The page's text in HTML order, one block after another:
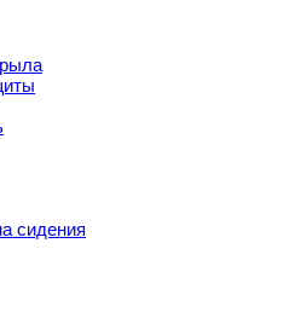
сидения